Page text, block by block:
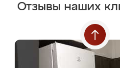
Отзывы наших